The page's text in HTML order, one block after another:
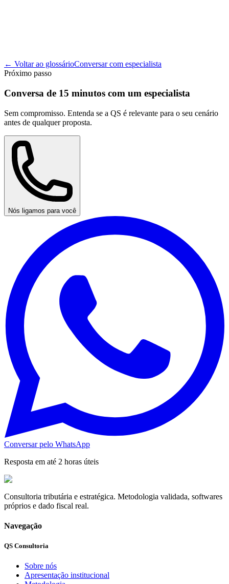
← Voltar ao glossárioConversar com especialista
Próximo passo
Conversa de 15 minutos com um especialista
Sem compromisso. Entenda se a QS é relevante para o seu cenário
antes de qualquer proposta.
Nós ligamos para você
Conversar pelo WhatsApp
Resposta em até 2 horas úteis
Consultoria tributária e estratégica. Metodologia validada, softwares
próprios e dado fiscal real.
Navegação
QS Consultoria
Sobre nós
Apresentação institucional